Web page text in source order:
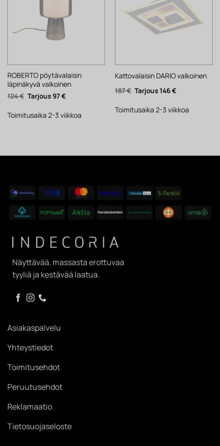
ROBERTO pöytävalaisin
läpinäkyvä valkoinen
124€ Alkuperäinen
hinta
124 €.
97€Nykyinen
97 €.
Toimitusaika 2-3 viikkoa
Kattovalaisin DARIO valkoinen
187€ Alkuperäinen
hinta
187 €.
146€Nykyinen
146 €.
Toimitusaika 2-3 viikkoa
Näyttävää, massasta erottuvaa
tyyliä ja kestävää laatua.
Asiakaspalvelu
Yhteystiedot
Toimitusehdot
Peruutusehdot
Reklamaatio
Tietosuojaseloste